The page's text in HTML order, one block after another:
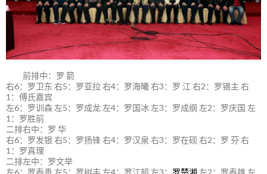
前排中：罗 箭
右6：罗卫东 右5：罗亚拉 右4：罗海曦 右3：罗 江 右2：罗锡主 右
1：傅氏嘉宾
左6：罗训森 左5：罗成龙 左4：罗国冰 左3：罗成纲 左2：罗庆国 左
1：罗胜前
二排右中：罗 华
右6：罗发银 右5：罗扬锋 右4：罗汉泉 右3：罗在砚 右2：罗 芬 右
1：罗真理
二排左中：罗文举